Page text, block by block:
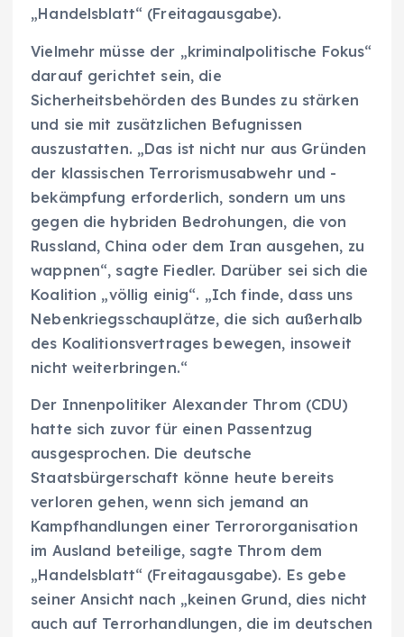
„Handelsblatt“ (Freitagausgabe).
Vielmehr müsse der „kriminalpolitische Fokus“
darauf gerichtet sein, die
Sicherheitsbehörden des Bundes zu stärken
und sie mit zusätzlichen Befugnissen
auszustatten. „Das ist nicht nur aus Gründen
der klassischen Terrorismusabwehr und -
bekämpfung erforderlich, sondern um uns
gegen die hybriden Bedrohungen, die von
Russland, China oder dem Iran ausgehen, zu
wappnen“, sagte Fiedler. Darüber sei sich die
Koalition „völlig einig“. „Ich finde, dass uns
Nebenkriegsschauplätze, die sich außerhalb
des Koalitionsvertrages bewegen, insoweit
nicht weiterbringen.“
Der Innenpolitiker Alexander Throm (CDU)
hatte sich zuvor für einen Passentzug
ausgesprochen. Die deutsche
Staatsbürgerschaft könne heute bereits
verloren gehen, wenn sich jemand an
Kampfhandlungen einer Terrororganisation
im Ausland beteilige, sagte Throm dem
„Handelsblatt“ (Freitagausgabe). Es gebe
seiner Ansicht nach „keinen Grund, dies nicht
auch auf Terrorhandlungen, die im deutschen